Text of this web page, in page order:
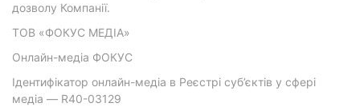
дозволу Компанії.
ТОВ «ФОКУС МЕДІА»
Онлайн-медіа ФОКУС
Ідентифікатор онлайн-медіа в Реєстрі суб’єктів у сфері
медіа — R40-03129